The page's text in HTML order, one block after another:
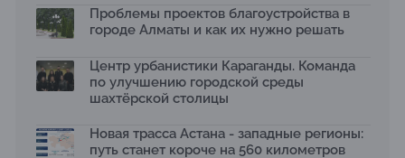
Проблемы проектов благоустройства в
городе Алматы и как их нужно решать
Центр урбанистики Караганды. Команда
по улучшению городской среды
шахтёрской столицы
Новая трасса Астана - западные регионы:
путь станет короче на 560 километров